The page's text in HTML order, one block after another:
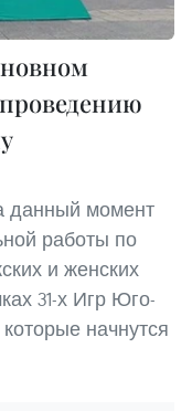
данный момент
работы по
и женских
31-х Игр Юго-
которые начнутся